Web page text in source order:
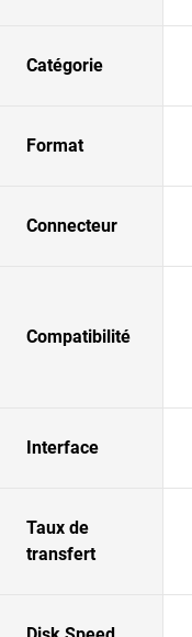
Catégorie
Format
Connecteur
Compatibilité
Interface
Taux de
transfert